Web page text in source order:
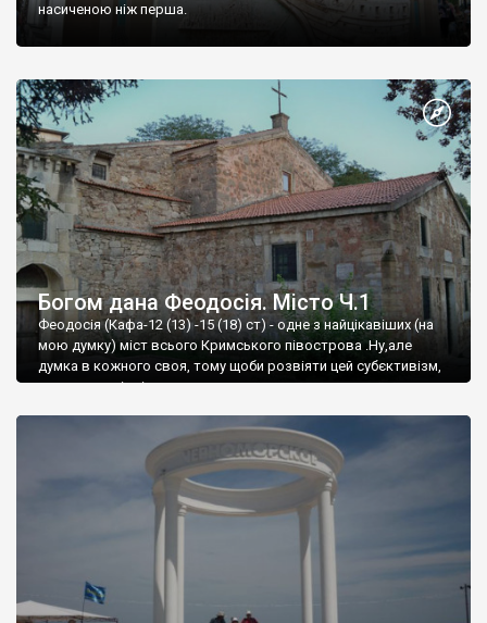
насиченою ніж перша.
Богом дана Феодосія. Місто Ч.1
Феодосія (Кафа-12 (13) -15 (18) ст) - одне з найцікавіших (на
мою думку) міст всього Кримського півострова .Ну,але
думка в кожного своя, тому щоби розвіяти цей субєктивізм,
запрошую відвідати це